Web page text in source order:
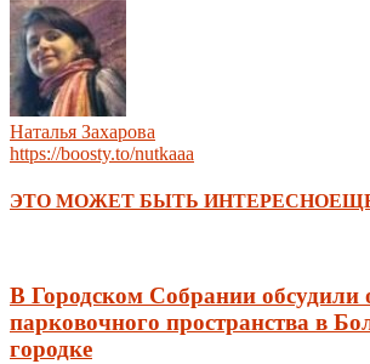
Наталья Захарова
https://boosty.to/nutkaaa
ЭТО МОЖЕТ БЫТЬ ИНТЕРЕСНО
В Городском Собрании обсудили
парковочного пространства в
городке